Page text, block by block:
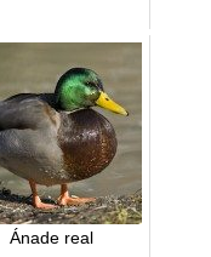
Ánade real